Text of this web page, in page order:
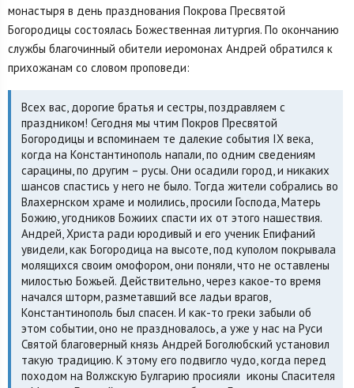
монастыря в день празднования Покрова Пресвятой
Богородицы состоялась Божественная литургия. По окончанию
службы благочинный обители иеромонах Андрей обратился к
прихожанам со словом проповеди:
Всех вас, дорогие братья и сестры, поздравляем с
праздником! Сегодня мы чтим Покров Пресвятой
Богородицы и вспоминаем те далекие события IX века,
когда на Константинополь напали, по одним сведениям
сарацины, по другим – русы. Они осадили город, и никаких
шансов спастись у него не было. Тогда жители собрались во
Влахернском храме и молились, просили Господа, Матерь
Божию, угодников Божиих спасти их от этого нашествия.
Андрей, Христа ради юродивый и его ученик Епифаний
увидели, как Богородица на высоте, под куполом покрывала
молящихся своим омофором, они поняли, что не оставлены
милостью Божьей. Действительно, через какое-то время
начался шторм, разметавший все ладьи врагов,
Константинополь был спасен. И как-то греки забыли об
этом событии, оно не праздновалось, а уже у нас на Руси
Святой благоверный князь Андрей Боголюбский установил
такую традицию. К этому его подвигло чудо, когда перед
походом на Волжскую Булгарию просияли иконы Спасителя